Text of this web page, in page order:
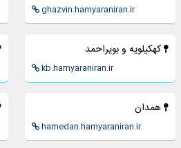
ghazvin.hamyaraniran.ir
كهكيلويه و بويراحمد
kb.hamyaraniran.ir
همدان
hamedan.hamyaraniran.ir